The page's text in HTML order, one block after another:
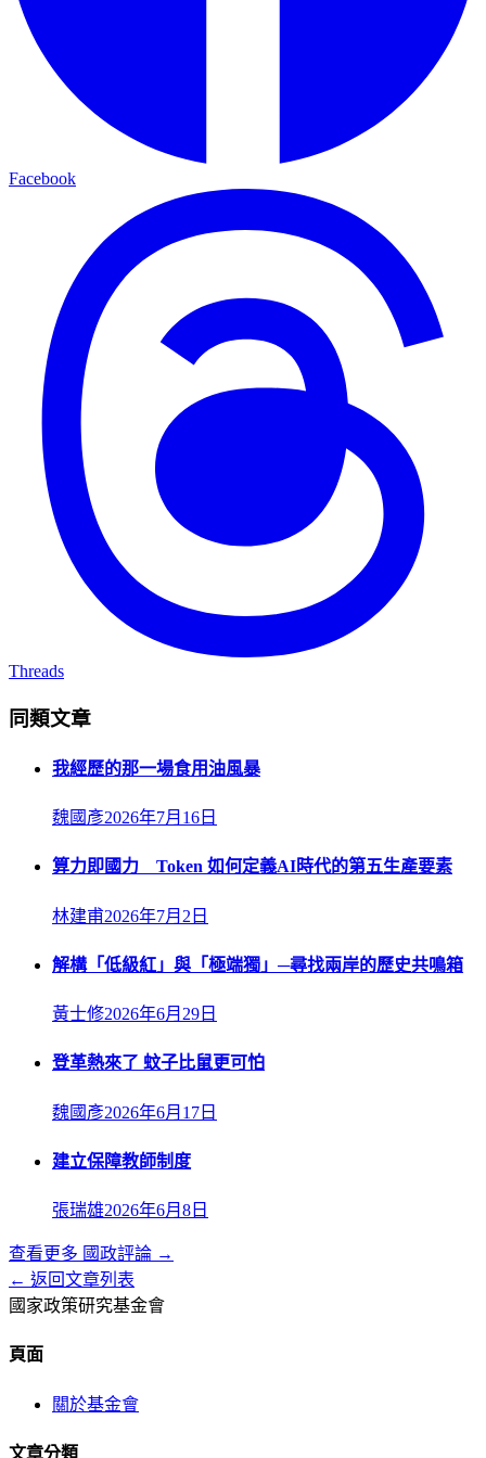
Facebook
Threads
同類文章
我經歷的那一場食用油風暴
魏國彥2026年7月16日
算力即國力 Token 如何定義AI時代的第五生產要素
林建甫2026年7月2日
解構「低級紅」與「極端獨」─尋找兩岸的歷史共鳴箱
黃士修2026年6月29日
登革熱來了 蚊子比鼠更可怕
魏國彥2026年6月17日
建立保障教師制度
張瑞雄2026年6月8日
查看更多 國政評論 →
← 返回文章列表
國家政策研究基金會
頁面
關於基金會
文章分類